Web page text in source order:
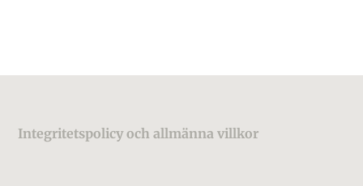
Footer
Integritetspolicy och allmänna villkor